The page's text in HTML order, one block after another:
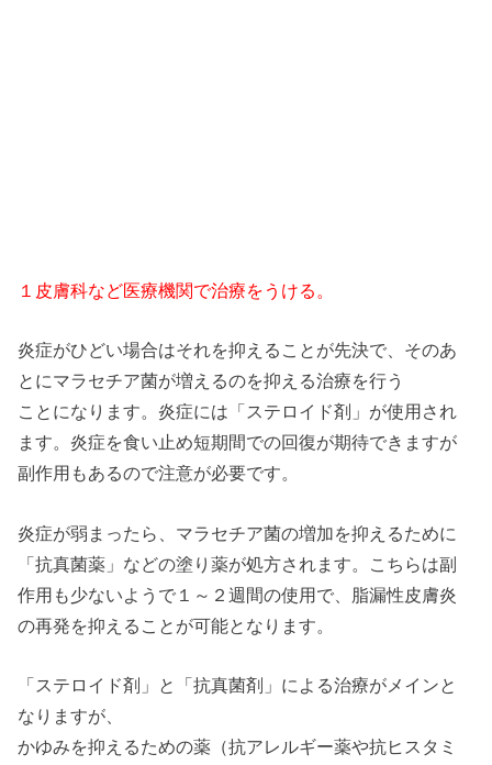
１皮膚科など医療機関で治療をうける。
炎症がひどい場合はそれを抑えることが先決で、そのあ
とにマラセチア菌が増えるのを抑える治療を行う
ことになります。炎症には「ステロイド剤」が使用され
ます。炎症を食い止め短期間での回復が期待できますが
副作用もあるので注意が必要です。
炎症が弱まったら、マラセチア菌の増加を抑えるために
「抗真菌薬」などの塗り薬が処方されます。こちらは副
作用も少ないようで１～２週間の使用で、脂漏性皮膚炎
の再発を抑えることが可能となります。
「ステロイド剤」と「抗真菌剤」による治療がメインと
なりますが、
かゆみを抑えるための薬（抗アレルギー薬や抗ヒスタミ